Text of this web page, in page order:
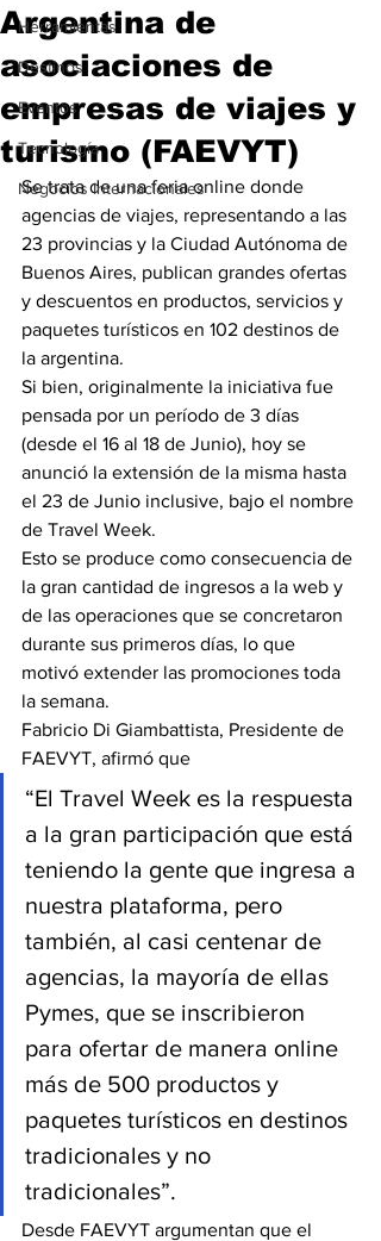
Herramientas
Destinos
Eventos
Tecnología
Negocios Internacionales
Argentina de
asociaciones de
empresas de viajes y
turismo (FAEVYT)
Se trata de una feria online donde
agencias de viajes, representando a las
23 provincias y la Ciudad Autónoma de
Buenos Aires, publican grandes ofertas
y descuentos en productos, servicios y
paquetes turísticos en 102 destinos de
la argentina.
Si bien, originalmente la iniciativa fue
pensada por un período de 3 días
(desde el 16 al 18 de Junio), hoy se
anunció la extensión de la misma hasta
el 23 de Junio inclusive, bajo el nombre
de Travel Week.
Esto se produce como consecuencia de
la gran cantidad de ingresos a la web y
de las operaciones que se concretaron
durante sus primeros días, lo que
motivó extender las promociones toda
la semana.
Fabricio Di Giambattista, Presidente de
FAEVYT, afirmó que
“El Travel Week es la respuesta
a la gran participación que está
teniendo la gente que ingresa a
nuestra plataforma, pero
también, al casi centenar de
agencias, la mayoría de ellas
Pymes, que se inscribieron
para ofertar de manera online
más de 500 productos y
paquetes turísticos en destinos
tradicionales y no
tradicionales”.
Desde FAEVYT argumentan que el